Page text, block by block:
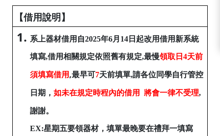
【借用說明】
系上器材借用自2025年6月14日起改用借用 新系統
填寫,借用相關規定依照舊有規定,最慢領取日 4天前
須填寫借用 ,最早可7天前填單,請各位同學自行管控
日期 ， 如未在規定時程內的借用 將會一律不受理,
謝謝。
EX:星期五要領器材，填單最晚要在禮拜一填寫